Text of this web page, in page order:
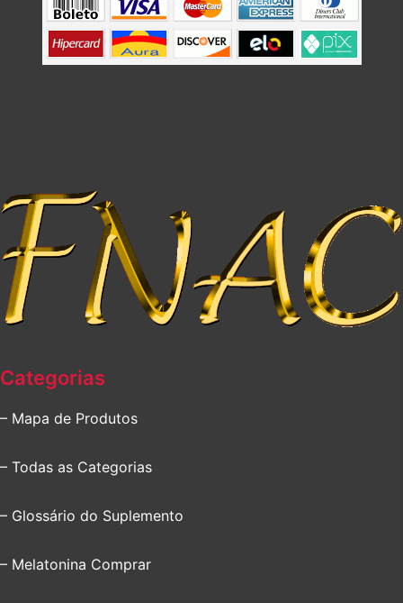
Categorias
– Mapa de Produtos
– Todas as Categorias
– Glossário do Suplemento
– Melatonina Comprar